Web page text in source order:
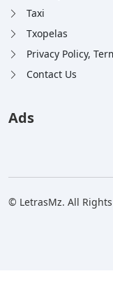
Taxi
Txopelas
Privacy Policy,
Contact Us
Ads
© LetrasMz. All